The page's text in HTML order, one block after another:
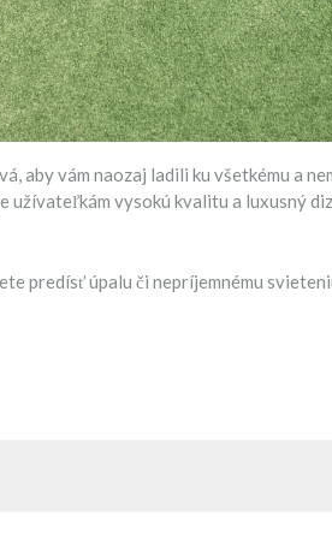
aby vám naozaj ladili ku všetkému a
vysokú kvalitu a luxusný
predísť úpalu či nepríjemnému